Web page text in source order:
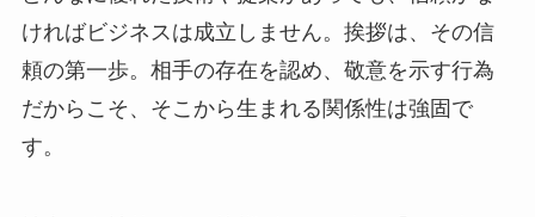
ければビジネスは成立しません。挨拶は、その信
頼の第一歩。相手の存在を認め、敬意を示す行為
だからこそ、そこから生まれる関係性は強固で
す。